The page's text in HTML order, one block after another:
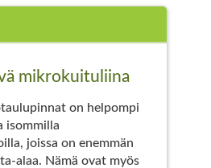
mikrokuituliina
on helpompi
isommilla
joissa on enemmän
alaa. Nämä ovat myös